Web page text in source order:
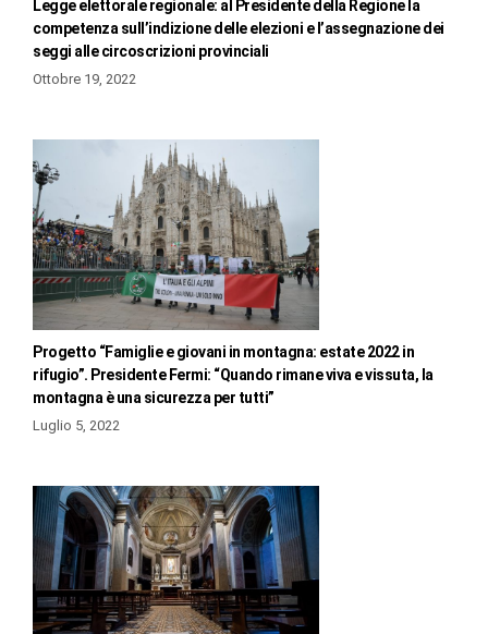
Legge elettorale regionale: al Presidente della Regione la
competenza sull’indizione delle elezioni e l’assegnazione dei
seggi alle circoscrizioni provinciali
Ottobre 19, 2022
Progetto “Famiglie e giovani in montagna: estate 2022 in
rifugio”. Presidente Fermi: “Quando rimane viva e vissuta, la
montagna è una sicurezza per tutti”
Luglio 5, 2022